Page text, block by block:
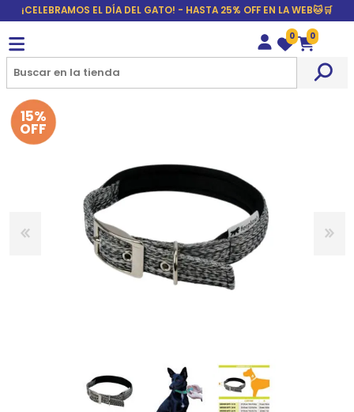
¡CELEBRAMOS EL DÍA DEL GATO! - HASTA 25% OFF EN LA WEB🐱🛒
Wishlist
0
Carrito
0
15%
OFF